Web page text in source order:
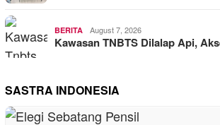
BERITA August 7, 2026
Kawasan TNBTS Dilalap Api,
SASTRA INDONESIA